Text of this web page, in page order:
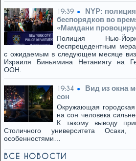
19:39
NYP:
беспорядков во
«Мамдани
Полиция Нью-
беспрецедентным
с ожидаемым в следующем месяце
Израиля Биньямина Нетаниягу на
ООН.
19:34
Вид из окна
сон
Окружающая
на сон человека
К такому выводу
Столичного университета
особенностями…
ВСЕ НОВОСТИ